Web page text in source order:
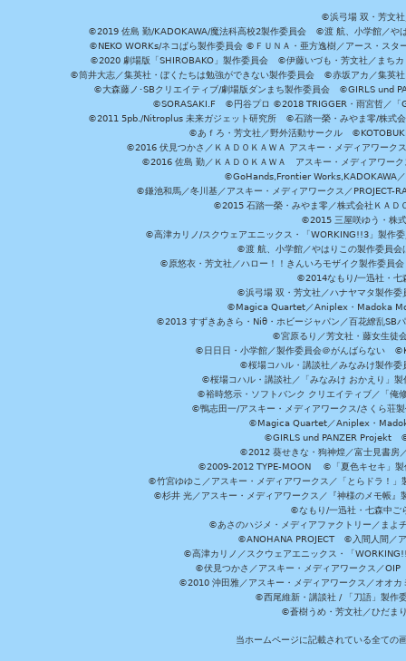
©浜弓場 双・芳文社
©2019 佐島 勤/KADOKAWA/魔法科高校2製作委員会 ©渡 航、小学館／や
©NEKO WORKs/ネコぱら製作委員会 ©ＦＵＮＡ・亜方逸樹／アース・ス
©2020 劇場版「SHIROBAKO」製作委員会 ©伊藤いづも・芳文社／まち
©筒井大志／集英社・ぼくたちは勉強ができない製作委員会 ©赤坂アカ／集英
©大森藤ノ･SBクリエイティブ/劇場版ダンまち製作委員会 ©GIRLS und
©SORASAKI.F ©円谷プロ ©2018 TRIGGER・雨宮哲／
©2011 5pb./Nitroplus 未来ガジェット研究所 ©石踏一榮・みやま零/株式
©あｆろ・芳文社／野外活動サークル
©2016 伏見つかさ／ＫＡＤＯＫＡＷＡ アスキー・メディアワー
©2016 佐島 勤／ＫＡＤＯＫＡＷＡ アスキー・メディアワ
©GoHands,Frontier Works,KADOKAWA
©鎌池和馬／冬川基／アスキー・メディアワークス／
©2015 石踏一榮・みやま零／株式会社ＫＡＤ
©2015 三屋咲ゆう・株
©高津カリノ/スクウェアエニックス・「WORKING!!3」製作
©渡 航、小学館／やはりこの製作委員
©原悠衣・芳文社／ハロー！！きんいろモザイク製作委員
©2014なもり/一迅社・
©浜弓場 双・芳文社／ハナヤマタ製作
©Magica Quartet／Aniplex・Madoka
©2013 すずきあきら・Niθ・ホビージャパン／百花繚乱
©宮原るり／芳文社・藤女生徒
©日日日・小学館／製作委員会＠がんばらない
©桜場コハル・講談社／みなみけ製作
©桜場コハル・講談社／「みなみけ おかえり」
©裕時悠示・ソフトバンク クリエイティブ／「
©鴨志田一/アスキー・メディアワークス/さく
©Magica Quartet／Aniplex・
©GIRLS und PANZER Projekt ©
©2012 葵せきな・狗神煌／富士見書
©2009-2012 TYPE-MOON ©「夏色キセキ」製
©竹宮ゆゆこ／アスキー・メディアワークス／「とらドラ！
©杉井 光／アスキー・メディアワークス／『神様のメモ帳
©なもり/一迅社・七森中
©あさのハジメ・メディアファクトリー／ま
©ANOHANA PROJECT ©入間人間／ア
©高津カリノ／スクウェアエニックス・「
©伏見つかさ／アスキー・メディアワークス／
©2010 沖田雅／アスキー・メディアワークス／オオ
©西尾維新・講談社 / 「刀語」製作
©蒼樹うめ・芳文社／ひだま
当ホームページに記載されている全ての